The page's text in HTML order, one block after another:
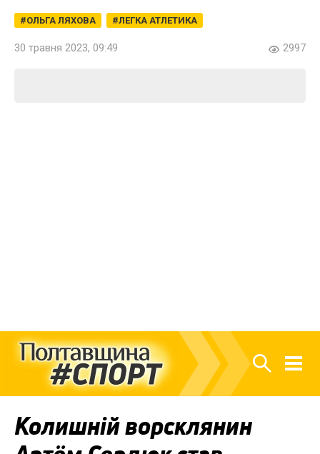
ОЛЬГА ЛЯХОВА ЛЕГКА АТЛЕТИКА
30 травня 2023, 09:49 2997
Колишній ворсклянин